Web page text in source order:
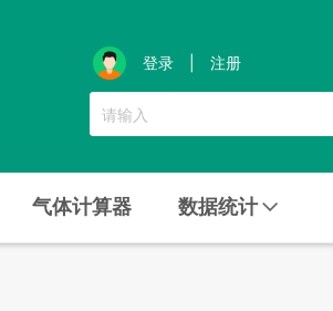
登录 注册
气体计算器 数据统计